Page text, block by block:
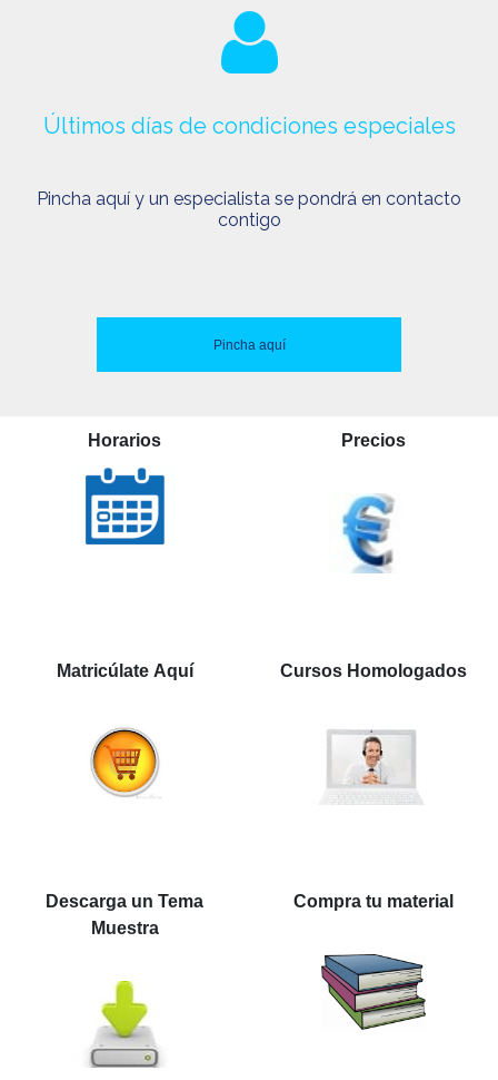
Últimos días de condiciones especiales
Pincha aquí y un especialista se pondrá en contacto
contigo
Pincha aquí
Horarios Precios
Matricúlate Aquí Cursos Homologados
Descarga un Tema
Muestra
Compra tu material